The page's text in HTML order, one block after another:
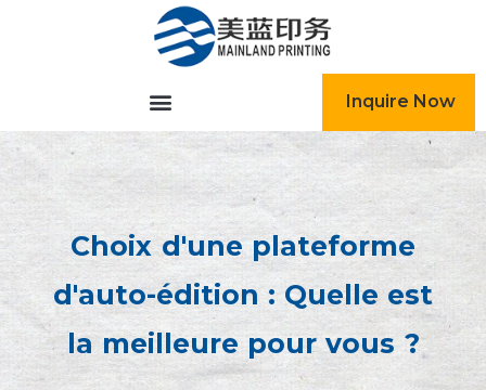
Inquire Now
Choix d'une plateforme
d'auto-édition : Quelle est
la meilleure pour vous ?